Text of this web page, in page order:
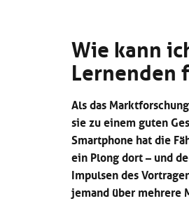
Wie kann
Lernenden
Als das
sie zu einem guten
Smartphone hat die
ein Plong dort – und
Impulsen des
jemand über mehrere